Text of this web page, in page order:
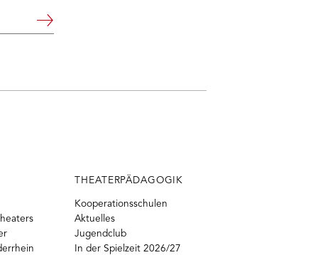
Weiter
THEATERPÄDAGOGIK
Kooperationsschulen
Aktuelles
Jugendclub
In der Spielzeit 2026/27